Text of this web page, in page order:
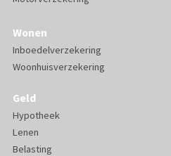
Wonen
Inboedelverzekering
Woonhuisverzekering
Geld
Hypotheek
Lenen
Belasting